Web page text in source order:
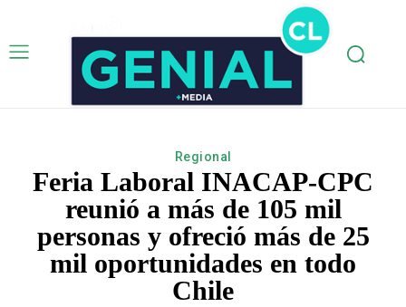
Regional
Feria Laboral INACAP-CPC
reunió a más de 105 mil
personas y ofreció más de 25
mil oportunidades en todo
Chile